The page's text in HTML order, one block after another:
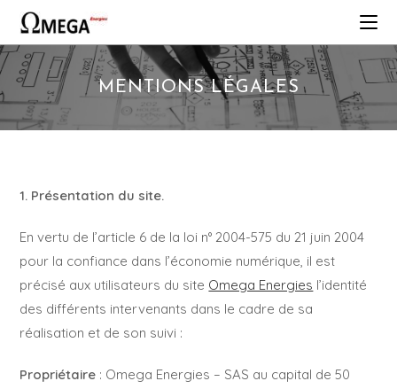
MENTIONS LÉGALES
1. Présentation du site.
En vertu de l’article 6 de la loi n° 2004-575 du 21 juin 2004
pour la confiance dans l’économie numérique, il est
précisé aux utilisateurs du site Omega Energies l’identité
des différents intervenants dans le cadre de sa
réalisation et de son suivi :
Propriétaire : Omega Energies – SAS au capital de 50